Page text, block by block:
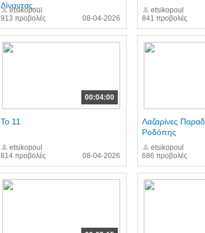
913 προβολές
Δίνοντας...
etsikopoul
08-04-2026
841 προβολές
etsikopoul
00:04:00
814 προβολές
Το 11
etsikopoul
08-04-2026
686 προβολές
Λαζαρίνες
Ροδόπης
etsikopoul